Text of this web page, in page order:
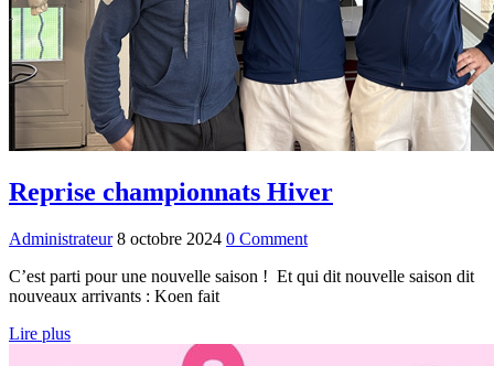
Reprise championnats Hiver
Administrateur 8 octobre 2024 0 Comment
C’est parti pour une nouvelle saison ! Et qui dit nouvelle saison dit
nouveaux arrivants : Koen fait
Lire plus